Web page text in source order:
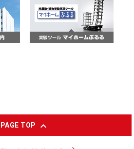
PAGE TOP expand_less